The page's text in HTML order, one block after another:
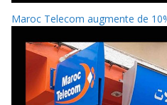
Maroc Telecom augmente de